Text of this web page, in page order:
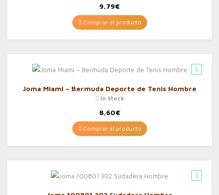
9,79€
Comprar el producto
Joma Miami – Bermuda Deporte de Tenis Hombre
In Stock
8,60€
Comprar el producto